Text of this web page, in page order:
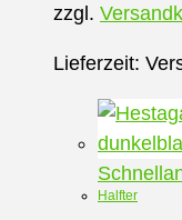
zzgl.
Lieferzeit:
Halfter